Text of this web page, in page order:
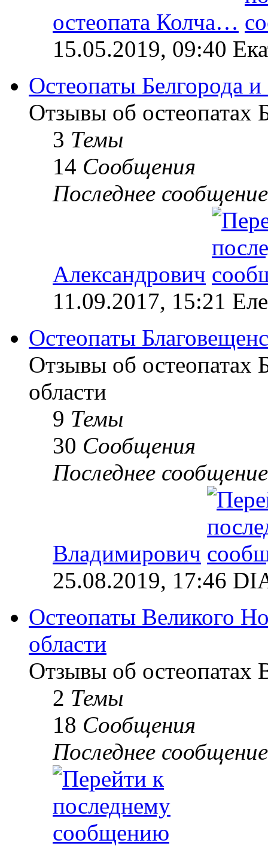
остеопата Колча…
15.05.2019, 09:40
Остеопаты Белгорода
Отзывы об остеопатах
3 Темы
14 Сообщения
Последнее сообщение
Александрович
11.09.2017, 15:21
Остеопаты
Отзывы об остеопатах
области
9 Темы
30 Сообщения
Последнее сообщение
Владимирович
25.08.2019, 17:46
Остеопаты Великого
области
Отзывы об остеопатах
2 Темы
18 Сообщения
Последнее сообщение